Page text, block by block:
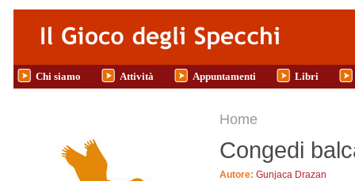
Salta al contenuto principale
Chi siamo Attività Appuntamenti Libri
Tu sei qui
Home
Congedi
Autore: Gunjaca Drazan